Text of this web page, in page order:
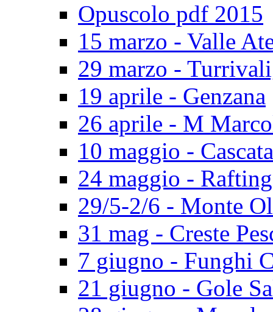
Opuscolo pdf 2015
15 marzo - Valle
29 marzo -
19 aprile - Genzana
26 aprile - M
10 maggio -
24 maggio -
29/5-2/6 - Monte
31 mag - Creste
7 giugno - Funghi
21 giugno - Gole